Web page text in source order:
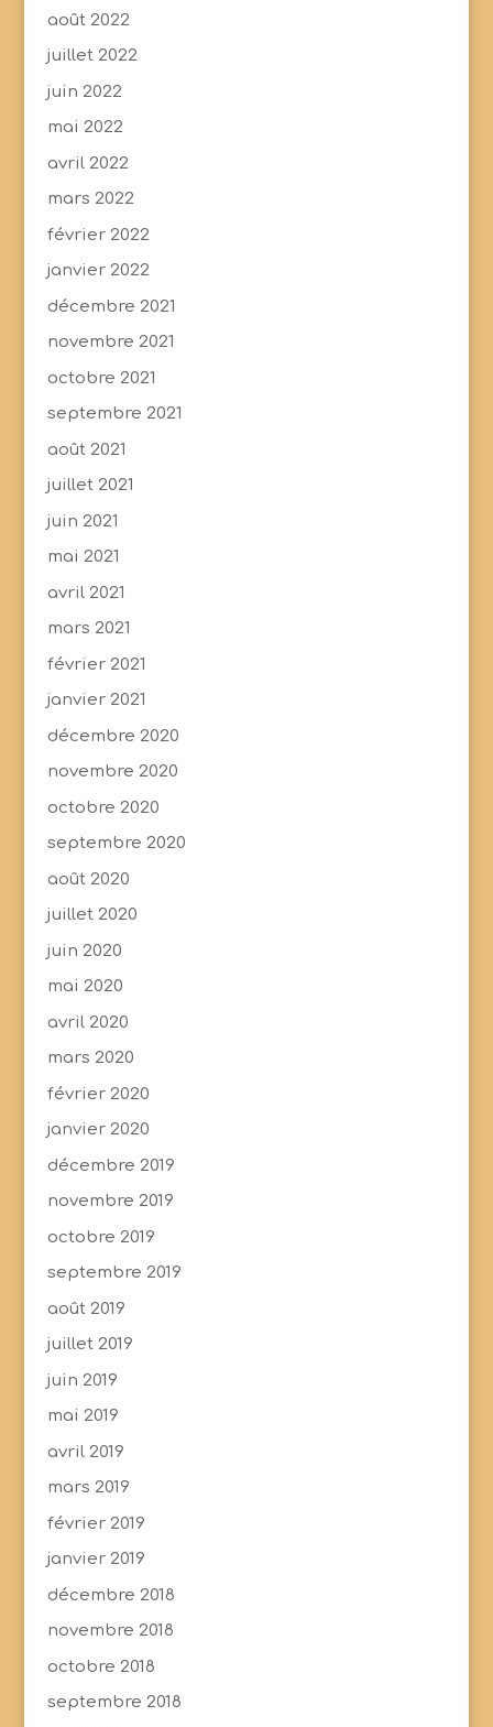
août 2022
juillet 2022
juin 2022
mai 2022
avril 2022
mars 2022
février 2022
janvier 2022
décembre 2021
novembre 2021
octobre 2021
septembre 2021
août 2021
juillet 2021
juin 2021
mai 2021
avril 2021
mars 2021
février 2021
janvier 2021
décembre 2020
novembre 2020
octobre 2020
septembre 2020
août 2020
juillet 2020
juin 2020
mai 2020
avril 2020
mars 2020
février 2020
janvier 2020
décembre 2019
novembre 2019
octobre 2019
septembre 2019
août 2019
juillet 2019
juin 2019
mai 2019
avril 2019
mars 2019
février 2019
janvier 2019
décembre 2018
novembre 2018
octobre 2018
septembre 2018